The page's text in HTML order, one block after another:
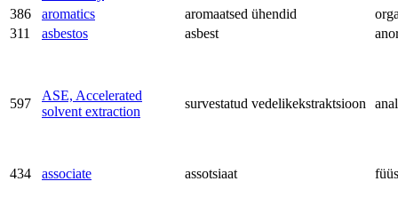
386
aromatics aromaatsed ühendid
311
asbestos asbest
597
ASE, Accelerated
solvent extraction
survestatud vedelikekstraktsioon
434 associate assotsiaat